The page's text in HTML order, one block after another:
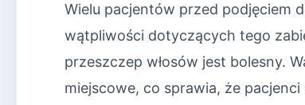
Wielu pacjentów przed podjęciem
wątpliwości dotyczących tego
przeszczep włosów jest bolesny.
miejscowe, co sprawia, że